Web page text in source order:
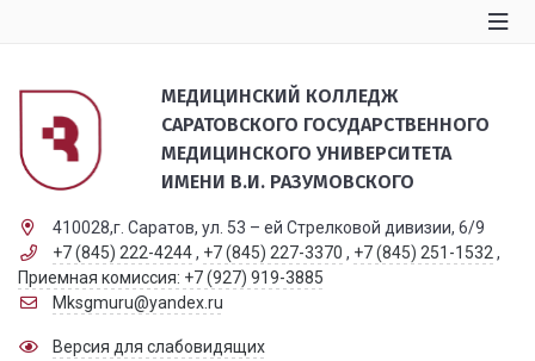
МЕДИЦИНСКИЙ КОЛЛЕДЖ
САРАТОВСКОГО ГОСУДАРСТВЕННОГО
МЕДИЦИНСКОГО УНИВЕРСИТЕТА
ИМЕНИ В.И. РАЗУМОВСКОГО
410028,г. Саратов, ул. 53 – ей Стрелковой дивизии, 6/9
+7 (845) 222-4244 , +7 (845) 227-3370 , +7 (845) 251-1532 ,
Приемная комиссия: +7 (927) 919-3885
Mksgmuru@yandex.ru
Версия для слабовидящих